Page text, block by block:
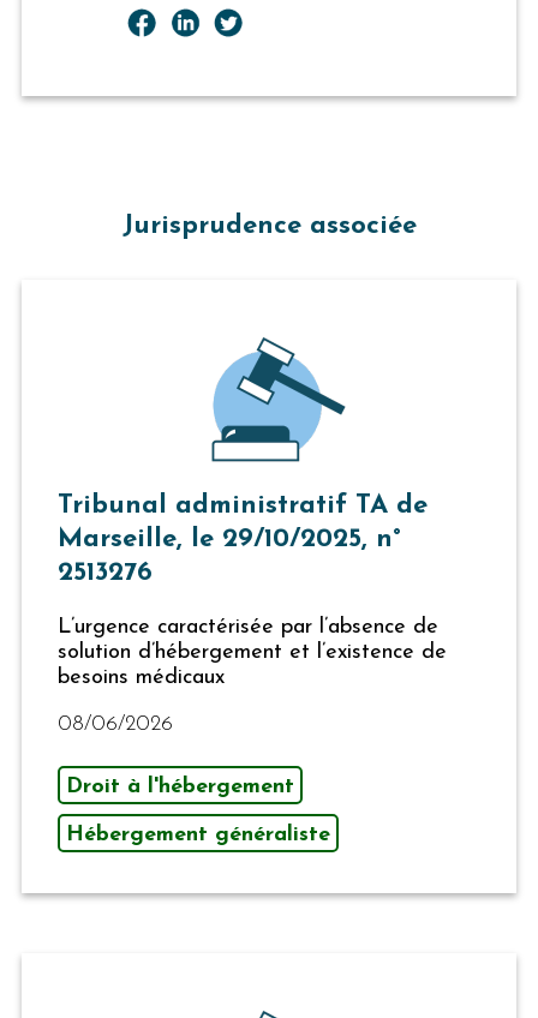
Jurisprudence associée
Tribunal administratif TA de
Marseille, le 29/10/2025, n°
2513276
L’urgence caractérisée par l’absence de
solution d’hébergement et l’existence de
besoins médicaux
08/06/2026
Droit à l'hébergement
Hébergement généraliste